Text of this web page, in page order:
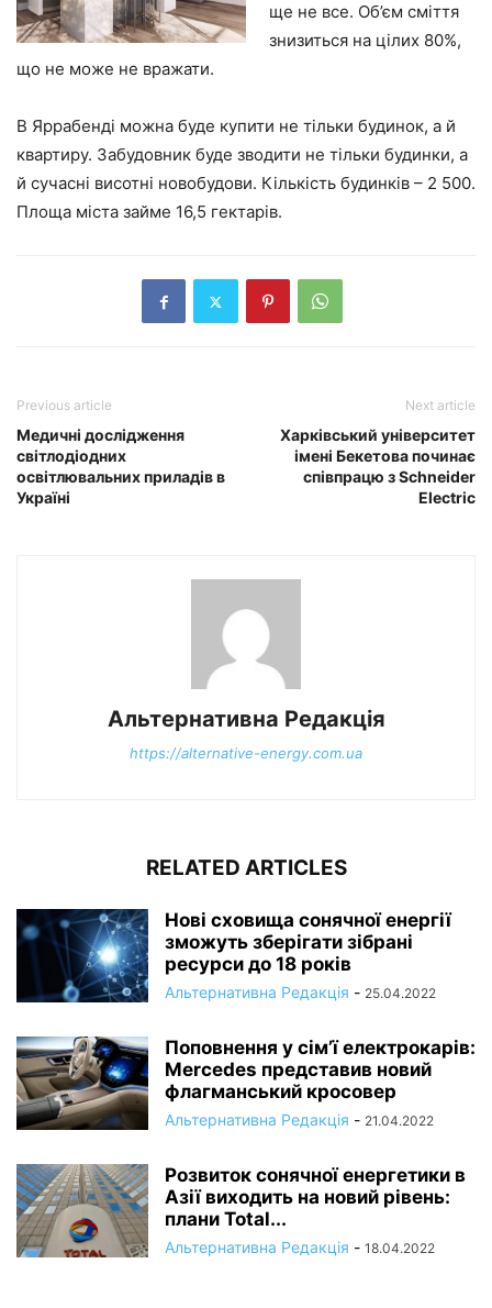
ще не все. Об’єм сміття
знизиться на цілих 80%,
що не може не вражати.
В Яррабенді можна буде купити не тільки будинок, а й
квартиру. Забудовник буде зводити не тільки будинки, а
й сучасні висотні новобудови. Кількість будинків – 2 500.
Площа міста займе 16,5 гектарів.
Previous article
Медичні дослідження
світлодіодних
освітлювальних приладів в
Україні
Next article
Харківський університет
імені Бекетова починає
співпрацю з Schneider
Electric
Альтернативна Редакція
https://alternative-energy.com.ua
RELATED ARTICLES
Нові сховища сонячної енергії
зможуть зберігати зібрані
ресурси до 18 років
Альтернативна Редакція - 25.04.2022
Поповнення у сім’ї електрокарів:
Mercedes представив новий
флагманський кросовер
Альтернативна Редакція - 21.04.2022
Розвиток сонячної енергетики в
Азії виходить на новий рівень:
плани Total...
Альтернативна Редакція - 18.04.2022